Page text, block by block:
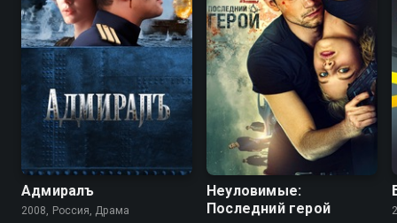
Адмиралъ
2008, Россия, Драма
Неуловимые:
Последний герой